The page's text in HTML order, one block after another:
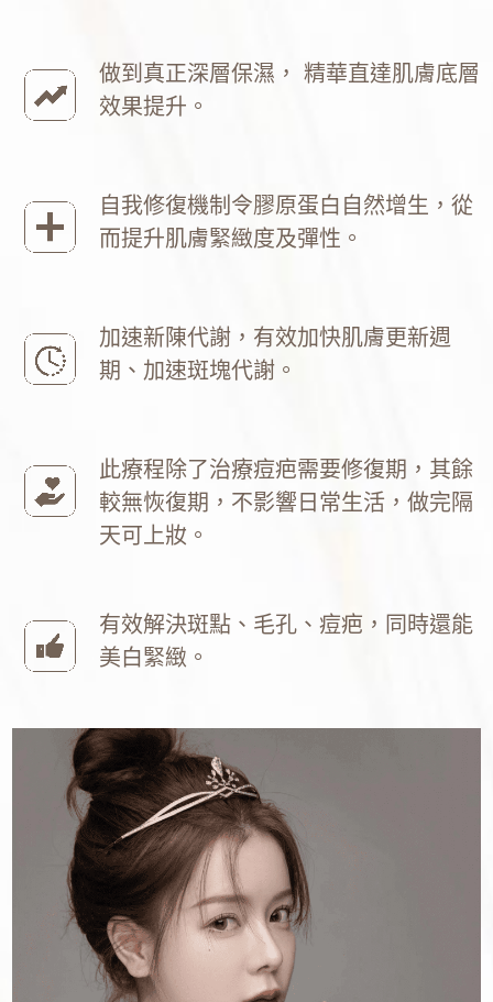
做到真正深層保濕， 精華直達肌膚底層
效果提升。
自我修復機制令膠原蛋白自然增生，從
而提升肌膚緊緻度及彈性。
加速新陳代謝，有效加快肌膚更新週
期、加速斑塊代謝。
此療程除了治療痘疤需要修復期，其餘
較無恢復期，不影響日常生活，做完隔
天可上妝。
有效解決斑點、毛孔、痘疤，同時還能
美白緊緻。